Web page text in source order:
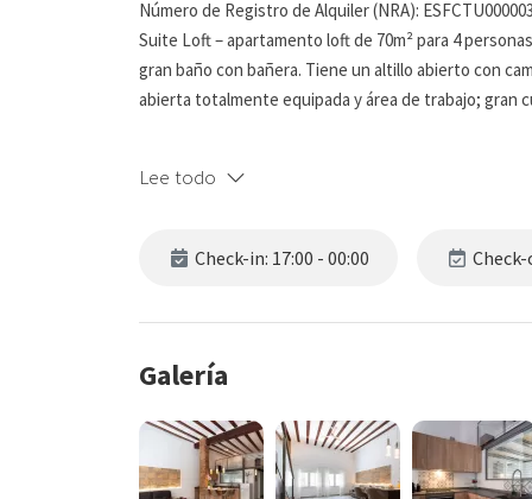
Número de Registro de Alquiler (NRA):
Suite Loft – apartamento loft de 70m² para 4
gran baño con bañera. Tiene un altillo abierto con
abierta totalmente equipada y área de trabajo; gran
acogedores con materiales decorativos tradicionales
El aire acondicionado , IPTV ( Acceso a todos los
Apartamento Suite Loft se ubica dentro del centro
separados lujosamente amueblados en tres plantas
Las áreas comunes incluyen una sala de lavandería.
Lee todo
Check-in: 17:00 - 00:00 Check-
Galería